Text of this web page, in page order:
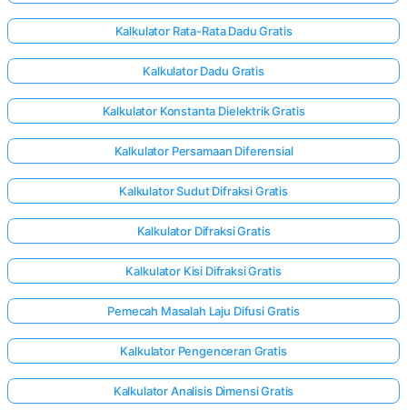
Kalkulator Rata-Rata Dadu Gratis
Kalkulator Dadu Gratis
Kalkulator Konstanta Dielektrik Gratis
Kalkulator Persamaan Diferensial
Kalkulator Sudut Difraksi Gratis
Kalkulator Difraksi Gratis
Kalkulator Kisi Difraksi Gratis
Pemecah Masalah Laju Difusi Gratis
Kalkulator Pengenceran Gratis
Kalkulator Analisis Dimensi Gratis